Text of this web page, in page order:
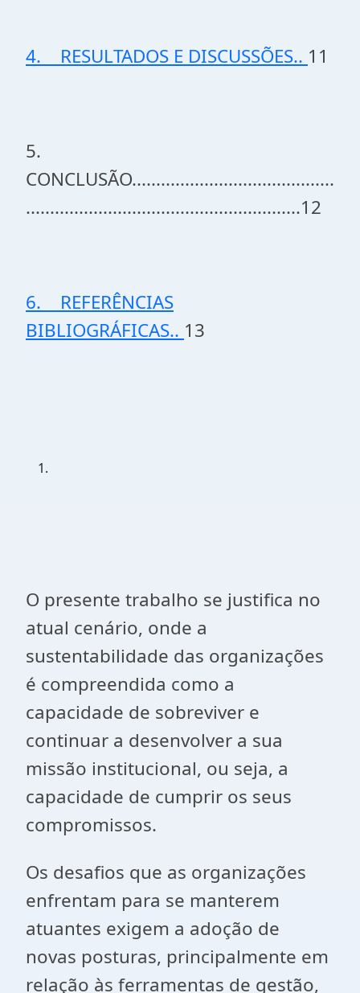
4. RESULTADOS E DISCUSSÕES.. 11
5.
CONCLUSÃO..........................................
.........................................................12
6. REFERÊNCIAS
BIBLIOGRÁFICAS.. 13
O presente trabalho se justifica no
atual cenário, onde a
sustentabilidade das organizações
é compreendida como a
capacidade de sobreviver e
continuar a desenvolver a sua
missão institucional, ou seja, a
capacidade de cumprir os seus
compromissos.
Os desafios que as organizações
enfrentam para se manterem
atuantes exigem a adoção de
novas posturas, principalmente em
relação às ferramentas de gestão,